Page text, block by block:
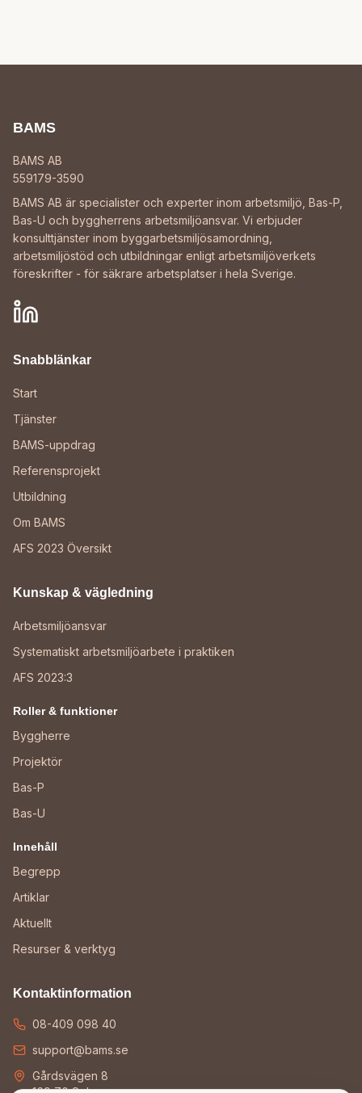
BAMS
BAMS AB
559179-3590
BAMS AB är specialister och experter inom arbetsmiljö, Bas-P,
Bas-U och byggherrens arbetsmiljöansvar. Vi erbjuder
konsulttjänster inom byggarbetsmiljösamordning,
arbetsmiljöstöd och utbildningar enligt arbetsmiljöverkets
föreskrifter - för säkrare arbetsplatser i hela Sverige.
Snabblänkar
Start
Tjänster
BAMS-uppdrag
Referensprojekt
Utbildning
Om BAMS
AFS 2023 Översikt
Kunskap & vägledning
Arbetsmiljöansvar
Systematiskt arbetsmiljöarbete i praktiken
AFS 2023:3
Roller & funktioner
Byggherre
Projektör
Bas-P
Bas-U
Innehåll
Begrepp
Artiklar
Aktuellt
Resurser & verktyg
Kontaktinformation
08-409 098 40
support@bams.se
Gårdsvägen 8